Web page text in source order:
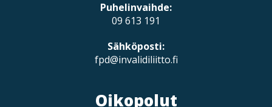
Puhelinvaihde:
09 613 191
Sähköposti:
fpd@invalidiliitto.fi
Oikopolut